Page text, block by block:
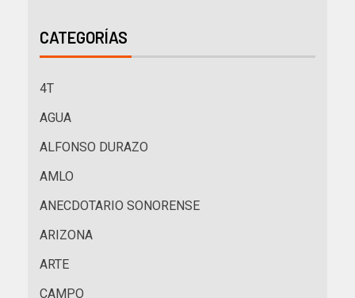
CATEGORÍAS
4T
AGUA
ALFONSO DURAZO
AMLO
ANECDOTARIO SONORENSE
ARIZONA
ARTE
CAMPO